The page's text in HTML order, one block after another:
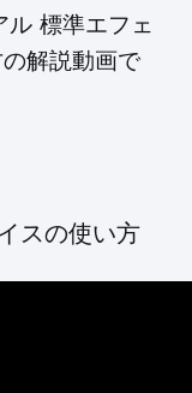
ル 標準エフェ
解説動画で
スの使い方